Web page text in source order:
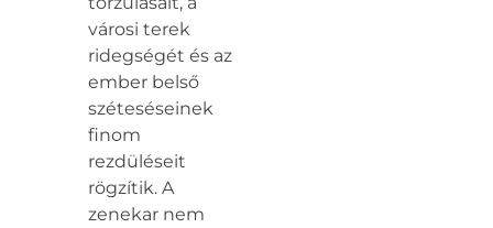
városi terek
ridegségét és az
ember belső
széteséseinek
finom
rezdüléseit
rögzítik. A
zenekar nem